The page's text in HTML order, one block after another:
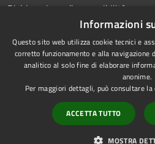
Dichiarazione di accessibilità
RSS
Accessibilità
Informazioni
Questo sito web utilizza cookie tecnici e
corretto funzionamento e alla navigazione
analitico al solo fine di elaborare
anonime.
Per maggiori dettagli, può consultare
ACCETTA TUTTO
MOSTRA